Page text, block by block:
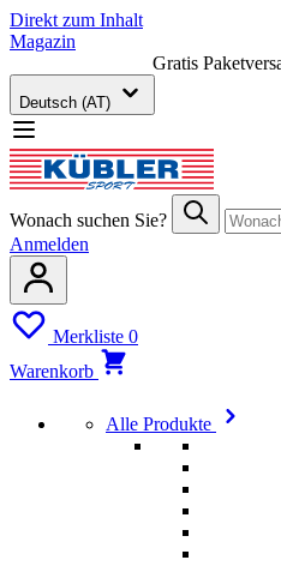
Direkt zum Inhalt
Magazin
Gratis
Deutsch (AT)
Wonach suchen Sie?
Anmelden
Merkliste 0
Warenkorb
Alle Produkte